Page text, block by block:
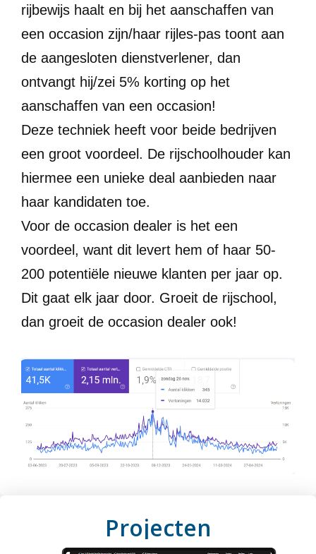
rijbewijs haalt en bij het aanschaffen van
een occasion zijn/haar rijles-pas toont aan
de aangesloten dienstverlener, dan
ontvangt hij/zei 5% korting op het
aanschaffen van een occasion!
Deze techniek heeft voor beide bedrijven
een groot voordeel. De rijschoolhouder kan
hiermee een unieke deal aanbieden naar
haar kandidaten toe.
Voor de occasion dealer is het een
voordeel, want dit levert hem of haar 50-
200 potentiële nieuwe klanten per jaar op.
Dit gaat elk jaar door. Groeit de rijschool,
dan groeit de occasion dealer ook!
Projecten